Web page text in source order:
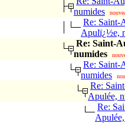
numides
Re: Saint-
Apulï¿½e,
Re: Saint-
numides
Re: Saint-
numides
Re:
Apulée,
Re: